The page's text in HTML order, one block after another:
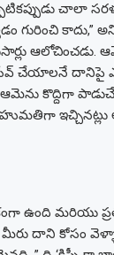
చాలా
కాదు,” అని
ఆలోచించడు.
దానిపై
ఆమెను కొద్దిగా
ఇచ్చినట్లు
ఉంది మరియు
మీరు దాని కోసం